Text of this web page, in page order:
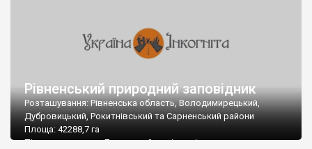
Рівненський природний заповідник
Розташування: Рівненська область, Володимирецький,
Дубровицький, Рокитнівський та Сарненський райони
Площа: 42288,7 га
Підпорядкування: Державний комітет лісового господарства